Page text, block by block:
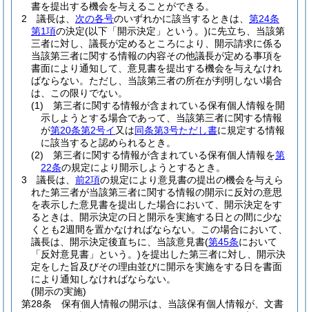
書を提出する機会を与えることができる。
2
議長は、 次の各号のいずれかに該当するときは、 第24条
第1項の決定(以下「開示決定」という。)に先立ち、当該第
三者に対し、議長が定めるところにより、開示請求に係る
当該第三者に関する情報の内容その他議長が定める事項を
書面により通知して、意見書を提出する機会を与えなけれ
ばならない。 ただし、当該第三者の所在が判明しない場合
は、この限りでない。
(1)
第三者に関する情報が含まれている保有個人情報を開
示しようとする場合であって、当該第三者に関する情報
が第20条第2号イ 又は同条第3号ただし書に規定する情報
に該当すると認められるとき。
(2)
第三者に関する情報が含まれている保有個人情報を第
22条の規定により開示しようとするとき。
3
議長は、 前2項の規定により意見書の提出の機会を与えら
れた第三者が当該第三者に関する情報の開示に反対の意思
を表示した意見書を提出した場合において、開示決定をす
るときは、開示決定の日と開示を実施する日との間に少な
くとも2週間を置かなければならない。
この場合において、
議長は、開示決定後直ちに、当該意見書(第45条において
「反対意見書」という。)を提出した第三者に対し、開示決
定をした旨及びその理由並びに開示を実施をする日を書面
により通知しなければならない。
(開示の実施)
第28条
保有個人情報の開示は、当該保有個人情報が、文書